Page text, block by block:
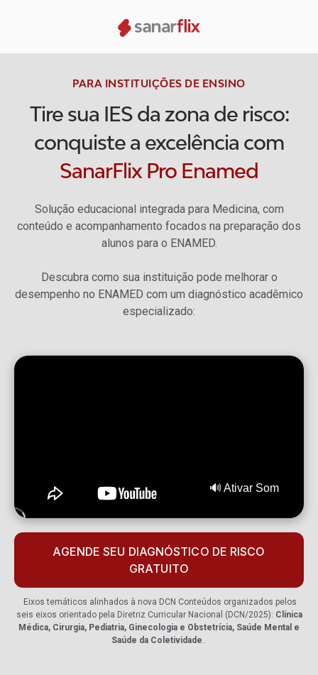
PARA INSTITUIÇÕES DE ENSINO
Tire sua IES da zona de risco:
conquiste a excelência com
SanarFlix Pro Enamed
Solução educacional integrada para Medicina, com
conteúdo e acompanhamento focados na preparação dos
alunos para o ENAMED.
Descubra como sua instituição pode melhorar o
desempenho no ENAMED com um diagnóstico acadêmico
especializado:
🔊 Ativar Som
AGENDE SEU DIAGNÓSTICO DE RISCO
GRATUITO
Eixos temáticos alinhados à nova DCN Conteúdos organizados pelos
seis eixos orientado pela Diretriz Curricular Nacional (DCN/2025): Clínica
Médica, Cirurgia, Pediatria, Ginecologia e Obstetrícia, Saúde Mental e
Saúde da Coletividade.